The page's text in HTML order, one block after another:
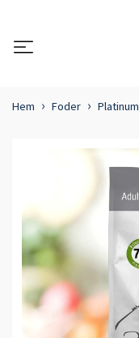
Hem Foder Platinum